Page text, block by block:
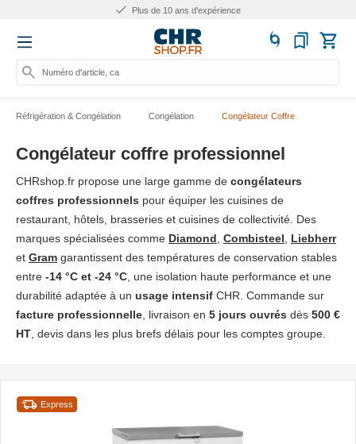
Plus de 10 ans d'expérience
Numéro d'article, catégorie
Réfrigération & Congélation Congélation Congélateur Coffre
Congélateur coffre professionnel
CHRshop.fr propose une large gamme de congélateurs
coffres professionnels pour équiper les cuisines de
restaurant, hôtels, brasseries et cuisines de collectivité. Des
marques spécialisées comme Diamond Combisteel
Liebherr
et Gram garantissent des températures de conservation stables
entre -14 °C et -24 °C , une isolation haute performance et une
durabilité adaptée à un usage intensif CHR. Commande sur
facture professionnelle , livraison en 5 jours ouvrés dès 500 €
HT , devis dans les plus brefs délais pour les comptes groupe.
Express